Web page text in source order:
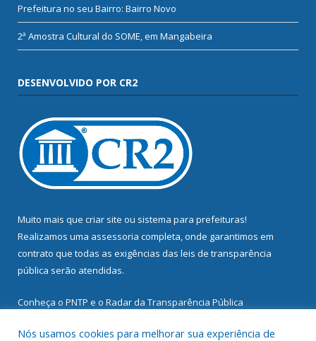
Prefeitura no seu Bairro: Bairro Novo
2ª Amostra Cultural do SOME, em Mangabeira
DESENVOLVIDO POR CR2
Muito mais que criar site ou sistema para prefeituras!
Realizamos uma assessoria completa, onde garantimos em
contrato que todas as exigências das leis de transparência
pública serão atendidas.
Conheça o PNTP e o Radar da Transparência Pública
Nós usamos cookies para melhorar sua experiência de